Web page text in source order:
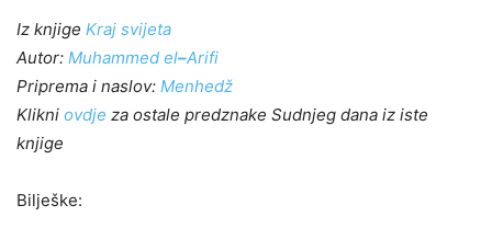
Iz knjige Kraj svijeta
Autor: Muhammed el–Arifi
Priprema i naslov: Menhedž
Klikni ovdje za ostale predznake Sudnjeg dana iz iste
knjige
Bilješke: